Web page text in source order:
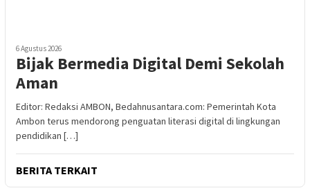
6 Agustus 2026
Bijak Bermedia Digital Demi Sekolah
Aman
Editor: Redaksi AMBON, Bedahnusantara.com: Pemerintah Kota
Ambon terus mendorong penguatan literasi digital di lingkungan
pendidikan […]
BERITA TERKAIT